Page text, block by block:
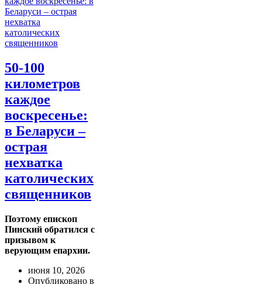
50-100
километров
каждое
воскресенье:
в Беларуси –
острая
нехватка
католических
священников
Поэтому епископ
Пинский обратился с
призывом к
верующим епархии.
июня 10, 2026
Опубликовано в